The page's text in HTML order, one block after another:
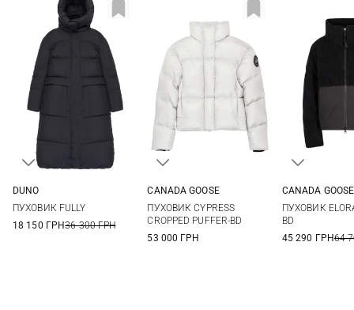
DUNO
ПУХОВИК FULLY
18 150 ГРН36 300 ГРН
CANADA GOOSE
ПУХОВИК CYPRESS
CROPPED PUFFER-BD
53 000 ГРН
CANADA GOOSE
ПУХОВИК
BD
45 290 ГРН64